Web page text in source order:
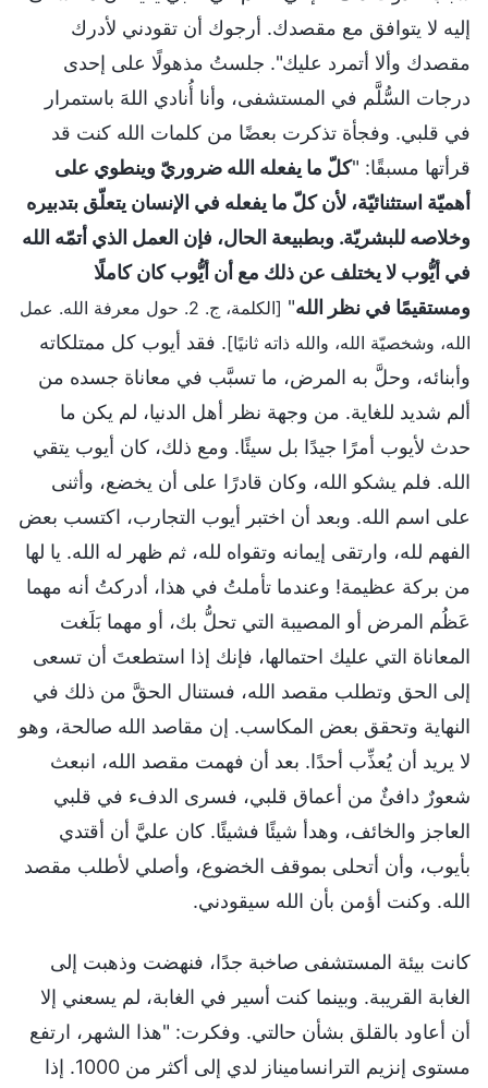
إليه لا يتوافق مع مقصدك. أرجوك أن تقودني لأدرك
مقصدك وألا أتمرد عليك". جلستُ مذهولًا على إحدى
درجات السُّلَّم في المستشفى، وأنا أُنادي اللهَ باستمرار
في قلبي. وفجأة تذكرت بعضًا من كلمات الله كنت قد
قرأتها مسبقًا: "كلّ ما يفعله الله ضروريّ وينطوي على
أهميّة استثنائيّة، لأن كلّ ما يفعله في الإنسان يتعلّق بتدبيره
وخلاصه للبشريّة. وبطبيعة الحال، فإن العمل الذي أتمّه الله
في أيُّوب لا يختلف عن ذلك مع أن أيُّوب كان كاملًا
ومستقيمًا في نظر الله"
[الكلمة، ج. 2. حول معرفة الله. عمل
الله، وشخصيّة الله، والله ذاته ثانيًا]. فقد أيوب كل ممتلكاته
وأبنائه، وحلَّ به المرض، ما تسبَّب في معاناة جسده من
ألم شديد للغاية. من وجهة نظر أهل الدنيا، لم يكن ما
حدث لأيوب أمرًا جيدًا بل سيئًا. ومع ذلك، كان أيوب يتقي
الله. فلم يشكو الله، وكان قادرًا على أن يخضع، وأثنى
على اسم الله. وبعد أن اختبر أيوب التجارب، اكتسب بعض
الفهم لله، وارتقى إيمانه وتقواه لله، ثم ظهر له الله. يا لها
من بركة عظيمة! وعندما تأملتُ في هذا، أدركتُ أنه مهما
عَظُم المرض أو المصيبة التي تحلُّ بك، أو مهما بَلَغت
المعاناة التي عليك احتمالها، فإنك إذا استطعتَ أن تسعى
إلى الحق وتطلب مقصد الله، فستنال الحقَّ من ذلك في
النهاية وتحقق بعض المكاسب. إن مقاصد الله صالحة، وهو
لا يريد أن يُعذِّب أحدًا. بعد أن فهمت مقصد الله، انبعث
شعورٌ دافئٌ من أعماق قلبي، فسرى الدفء في قلبي
العاجز والخائف، وهدأ شيئًا فشيئًا. كان عليَّ أن أقتدي
بأيوب، وأن أتحلى بموقف الخضوع، وأصلي لأطلب مقصد
الله. وكنت أؤمن بأن الله سيقودني.
كانت بيئة المستشفى صاخبة جدًا، فنهضت وذهبت إلى
الغابة القريبة. وبينما كنت أسير في الغابة، لم يسعني إلا
أن أعاود بالقلق بشأن حالتي. وفكرت: "هذا الشهر، ارتفع
مستوى إنزيم الترانساميناز لدي إلى أكثر من 1000. إذا